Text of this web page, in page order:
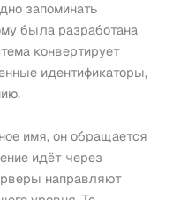
запоминать
была разработана
конвертирует
идентификаторы,
имя, он обращается
идёт через
направляют